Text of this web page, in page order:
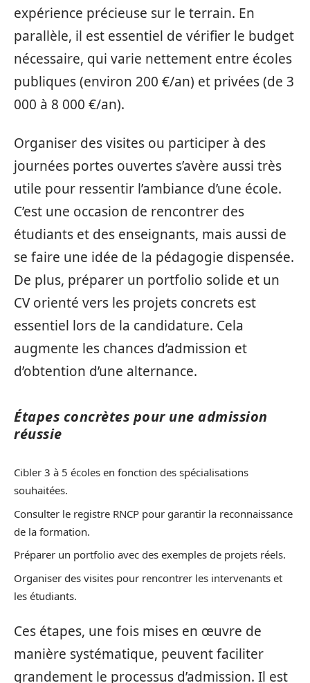
expérience précieuse sur le terrain. En
parallèle, il est essentiel de vérifier le budget
nécessaire, qui varie nettement entre écoles
publiques (environ 200 €/an) et privées (de 3
000 à 8 000 €/an).
Organiser des visites ou participer à des
journées portes ouvertes s’avère aussi très
utile pour ressentir l’ambiance d’une école.
C’est une occasion de rencontrer des
étudiants et des enseignants, mais aussi de
se faire une idée de la pédagogie dispensée.
De plus, préparer un portfolio solide et un
CV orienté vers les projets concrets est
essentiel lors de la candidature. Cela
augmente les chances d’admission et
d’obtention d’une alternance.
Étapes concrètes pour une admission
réussie
Cibler 3 à 5 écoles en fonction des spécialisations
souhaitées.
Consulter le registre RNCP pour garantir la reconnaissance
de la formation.
Préparer un portfolio avec des exemples de projets réels.
Organiser des visites pour rencontrer les intervenants et
les étudiants.
Ces étapes, une fois mises en œuvre de
manière systématique, peuvent faciliter
grandement le processus d’admission. Il est